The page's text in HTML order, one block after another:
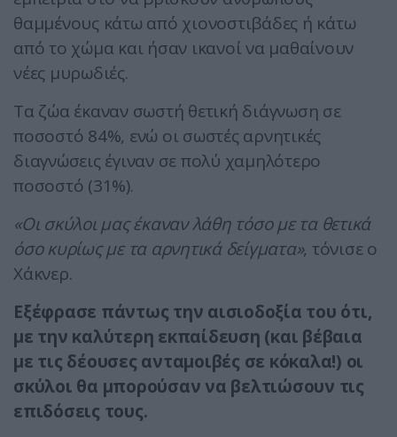
θαμμένους κάτω από χιονοστιβάδες ή κάτω
από το χώμα και ήσαν ικανοί να μαθαίνουν
νέες μυρωδιές.
Τα ζώα έκαναν σωστή θετική διάγνωση σε
ποσοστό 84%, ενώ οι σωστές αρνητικές
διαγνώσεις έγιναν σε πολύ χαμηλότερο
ποσοστό (31%).
«Οι σκύλοι μας έκαναν λάθη τόσο με τα θετικά
όσο κυρίως με τα αρνητικά δείγματα», τόνισε ο
Χάκνερ.
Εξέφρασε πάντως την αισιοδοξία του ότι,
με την καλύτερη εκπαίδευση (και βέβαια
με τις δέουσες ανταμοιβές σε κόκαλα!) οι
σκύλοι θα μπορούσαν να βελτιώσουν τις
επιδόσεις τους.